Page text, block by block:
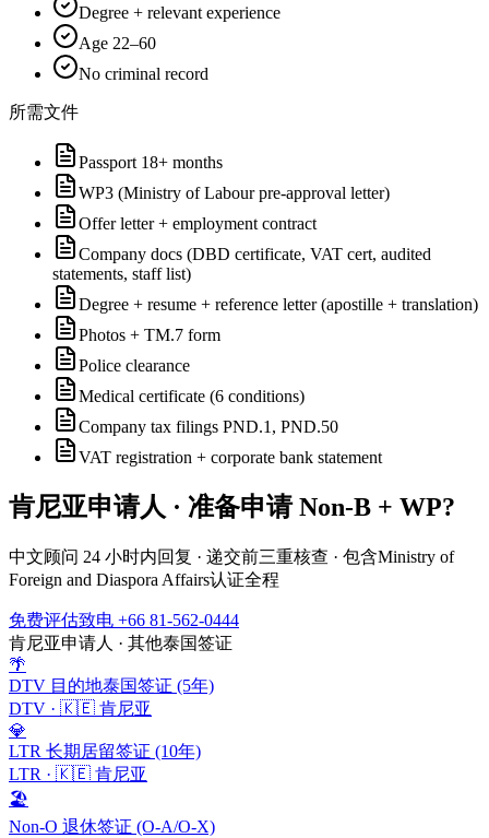
Degree + relevant experience
Age 22–60
No criminal record
所需文件
Passport 18+ months
WP3 (Ministry of Labour pre-approval letter)
Offer letter + employment contract
Company docs (DBD certificate, VAT cert, audited
statements, staff list)
Degree + resume + reference letter (apostille + translation)
Photos + TM.7 form
Police clearance
Medical certificate (6 conditions)
Company tax filings PND.1, PND.50
VAT registration + corporate bank statement
肯尼亚申请人 · 准备申请Non-B + WP?
中文顾问 24 小时内回复 · 递交前三重核查 · 包含Ministry of
Foreign and Diaspora Affairs认证全程
免费评估致电 +66 81-562-0444
肯尼亚申请人 · 其他泰国签证
🌴
DTV 目的地泰国签证 (5年)
DTV · 🇰🇪 肯尼亚
💎
LTR 长期居留签证 (10年)
LTR · 🇰🇪 肯尼亚
🏖️
Non-O 退休签证 (O-A/O-X)